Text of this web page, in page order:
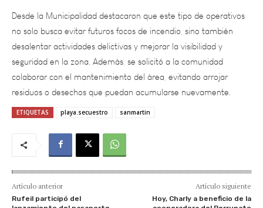
no solo busca evitar futuros focos de incendio, sino también
desalentar actividades delictivas y mejorar la visibilidad y
seguridad en la zona. Además, se solicitó a la comunidad
colaborar con el mantenimiento del área, evitando arrojar
residuos o desechos que puedan acumularse nuevamente.
ETIQUETAS playa.secuestro sanmartin
Artículo anterior
Rufeil participó del
Artículo siguiente
Hoy, Charly a beneficio de la